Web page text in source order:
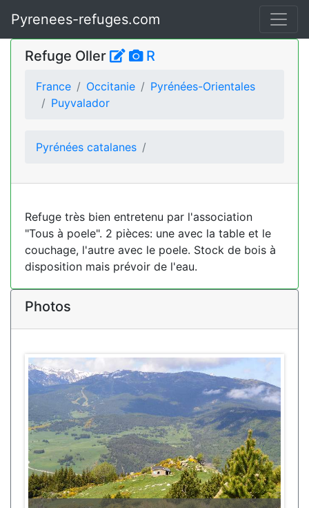
Pyrenees-refuges.com
Refuge Oller R
France Occitanie
Pyrénées-Orientales
Puyvalador
Pyrénées catalanes
Refuge très bien entretenu par l'association
"Tous à poele". 2 pièces: une avec la table et le
couchage, l'autre avec le poele. Stock de bois à
disposition mais prévoir de l'eau.
Photos